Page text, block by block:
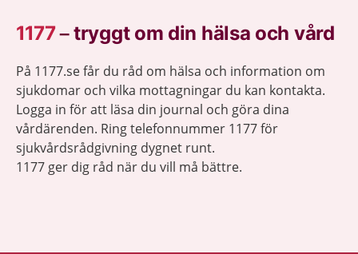
1177–tryggt om din hälsa och vård
På 1177.se får du råd om hälsa och information om
sjukdomar och vilka mottagningar du kan kontakta.
Logga in för att läsa din journal och göra dina
vårdärenden. Ring telefonnummer 1177 för
sjukvårdsrådgivning dygnet runt.
1177 ger dig råd när du vill må bättre.